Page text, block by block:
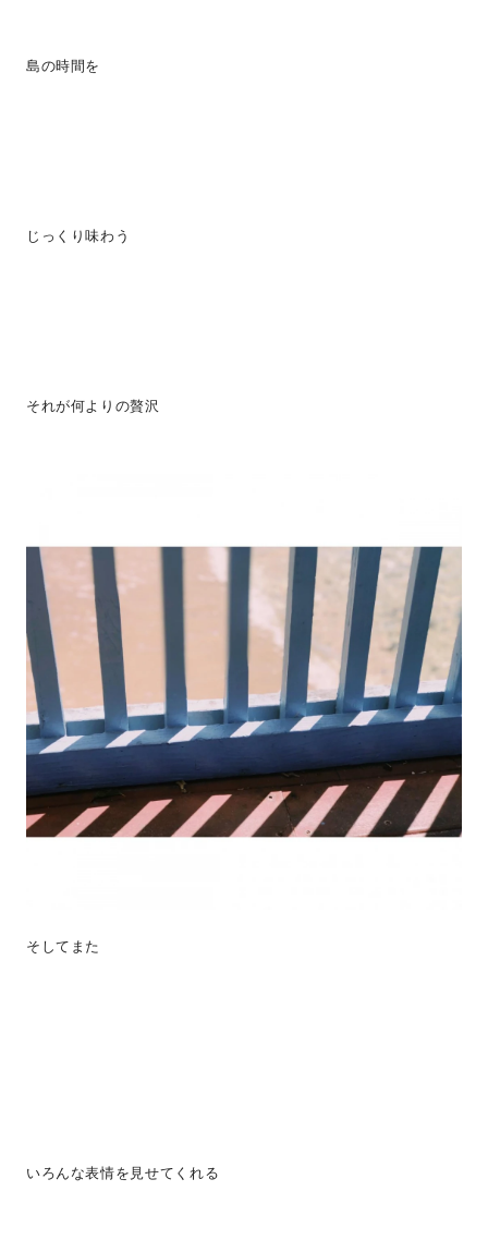
島の時間を
じっくり味わう
それが何よりの贅沢
そしてまた
いろんな表情を見せてくれる